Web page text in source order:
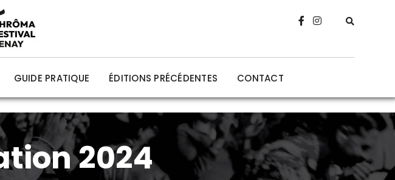
GUIDE PRATIQUE ÉDITIONS PRÉCÉDENTES CONTACT
2024